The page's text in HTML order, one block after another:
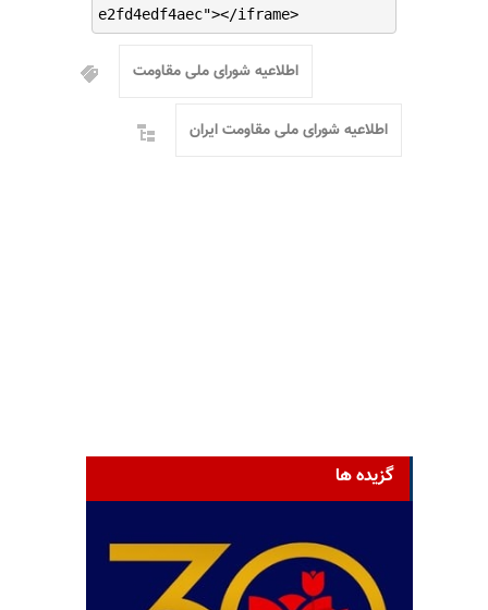
e2fd4edf4aec"></iframe>
اطلاعیه شورای ملی مقاومت
اطلاعیه شورای ملی مقاومت ایران
گزیده ها